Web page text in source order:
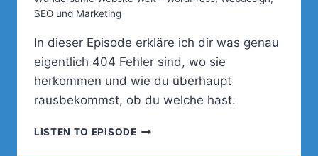
SEO und Marketing
In dieser Episode erkläre ich dir was genau
eigentlich 404 Fehler sind, wo sie
herkommen und wie du überhaupt
rausbekommst, ob du welche hast.
LISTEN TO EPISODE404